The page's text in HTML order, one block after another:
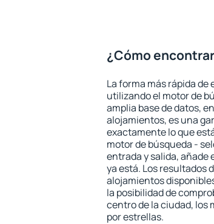
¿Cómo
La forma más rápida
utilizando el motor de
amplia base de datos,
alojamientos, es una
exactamente lo que
motor de búsqueda -
entrada y salida, añade
ya está. Los resultados
alojamientos
la posibilidad de
centro de la ciudad, los
por estrellas.